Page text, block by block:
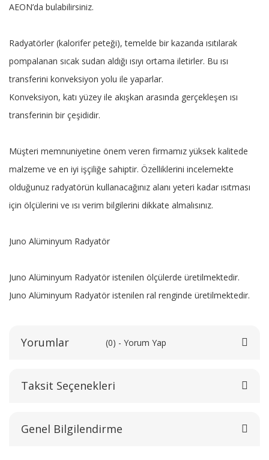
AEON’da bulabilirsiniz.
Radyatörler (kalorifer peteği), temelde bir kazanda ısıtılarak
pompalanan sıcak sudan aldığı ısıyı ortama iletirler. Bu ısı
transferini konveksiyon yolu ile yaparlar.
Konveksiyon, katı yüzey ile akışkan arasında gerçekleşen ısı
transferinin bir çeşididir.
Müşteri memnuniyetine önem veren firmamız yüksek kalitede
malzeme ve en iyi işçiliğe sahiptir. Özelliklerini incelemekte
olduğunuz radyatörün kullanacağınız alanı yeteri kadar ısıtması
için ölçülerini ve ısı verim bilgilerini dikkate almalısınız.
Juno Alüminyum Radyatör
Juno Alüminyum Radyatör istenilen ölçülerde üretilmektedir.
Juno Alüminyum Radyatör istenilen ral renginde üretilmektedir.
Yorumlar (0) - Yorum Yap
Bu ürüne ilk yorumu siz yapın!
Yorum Yaz
Taksit Seçenekleri
Genel Bilgilendirme